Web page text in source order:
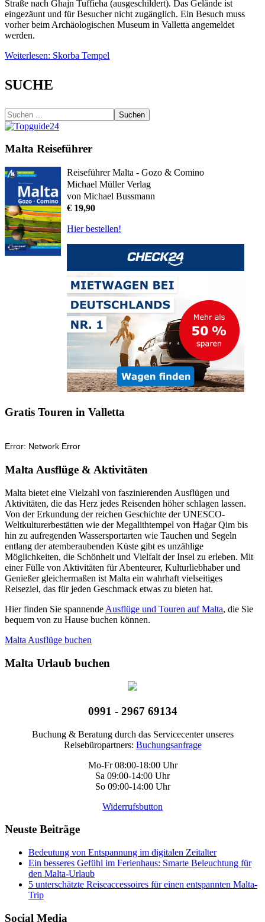
Straße nach Ghajn Tuffieha (ausgeschildert). Das Gelände ist
eingezäunt und für Besucher nicht zugänglich. Ein Besuch muss
vorher beim Archäologischen Museum in Valletta angemeldet
werden.
Weiterlesen: Skorba Tempel
SUCHE
Suchen
Malta Reiseführer
Reiseführer Malta - Gozo & Comino
Michael Müller Verlag
von Michael Bussmann
€ 19,90
Hier bestellen!
Gratis Touren in Valletta
Malta Ausflüge & Aktivitäten
Malta bietet eine Vielzahl von faszinierenden Ausflügen und
Aktivitäten, die das Herz jedes Reisenden höher schlagen lassen.
Von der Erkundung der reichen Geschichte der UNESCO-
Weltkulturerbestätten wie der Megalithtempel von Ħaġar Qim bis
hin zu aufregenden Wassersportarten wie Tauchen und Segeln
entlang der atemberaubenden Küste gibt es unzählige
Möglichkeiten, die Schönheit und Vielfalt der Insel zu erleben. Mit
einer Fülle von Aktivitäten für Abenteurer, Kulturliebhaber und
Genießer gleichermaßen ist Malta ein wahrhaft vielseitiges
Reiseziel, das für jeden Geschmack etwas zu bieten hat.
Hier finden Sie spannende Ausflüge und Touren auf Malta, die Sie
bequem von zu Hause buchen können.
Malta Ausflüge buchen
Malta Urlaub buchen
0991 - 2967 69134
Buchung & Beratung durch das Servicecenter unseres
Reisebüropartners: Buchungsanfrage
Mo-Fr 08:00-18:00 Uhr
Sa 09:00-14:00 Uhr
So 09:00-14:00 Uhr
Widerrufsbutton
Neuste Beiträge
Bedeutung von Entspannung im digitalen Zeitalter
Ein besseres Gefühl im Ferienhaus: Smarte Beleuchtung für
den Malta-Urlaub
5 unterschätzte Reiseaccessoires für einen entspannten Malta-
Trip
Social Media